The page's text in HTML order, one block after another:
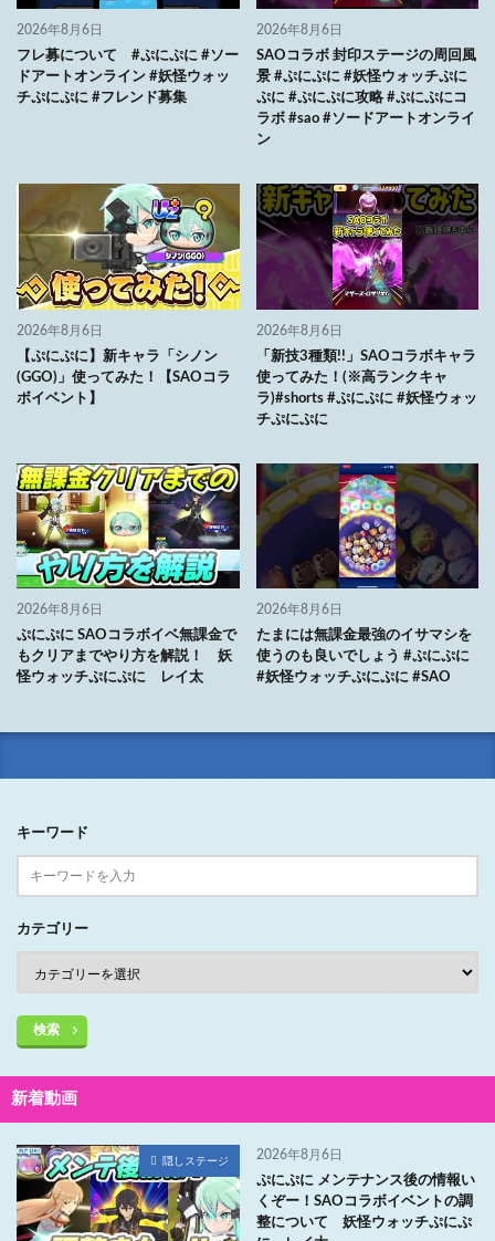
2026年8月6日
フレ募について #ぷにぷに #ソー
ドアートオンライン #妖怪ウォッ
チぷにぷに #フレンド募集
2026年8月6日
SAOコラボ 封印ステージの周回風
景 #ぷにぷに #妖怪ウォッチぷに
ぷに #ぷにぷに攻略 #ぷにぷにコ
ラボ #sao #ソードアートオンライ
ン
2026年8月6日
【ぷにぷに】新キャラ「シノン
(GGO)」使ってみた！【SAOコラ
ボイベント】
2026年8月6日
「新技3種類!!」SAOコラボキャラ
使ってみた！(※高ランクキャ
ラ)#shorts #ぷにぷに #妖怪ウォッ
チぷにぷに
2026年8月6日
ぷにぷに SAOコラボイベ無課金で
もクリアまでやり方を解説！ 妖
怪ウォッチぷにぷに レイ太
2026年8月6日
たまには無課金最強のイサマシを
使うのも良いでしょう #ぷにぷに
#妖怪ウォッチぷにぷに #SAO
キーワード
カテゴリー
検索
新着動画
隠しステージ 2026年8月6日
ぷにぷに メンテナンス後の情報い
くぞー！SAOコラボイベントの調
整について 妖怪ウォッチぷにぷ